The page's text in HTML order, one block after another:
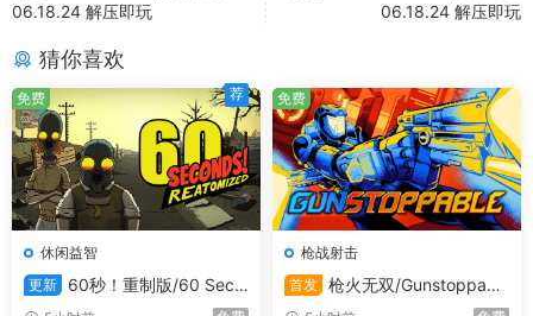
DirectX 版本:
DirectX Compatible
*2024 年 1 月 1 日（PT）起，Steam 客户端将仅支持
Windows 10 及更新版本。
06.18.24 解压即玩
06.18.24 解压即玩
猜你喜欢
休闲益智
更新
60秒！重制版/60 Seco
nds! Reatomized
免费 荐
枪战射击
首发 枪火无双/Gunstoppabl
e
免费